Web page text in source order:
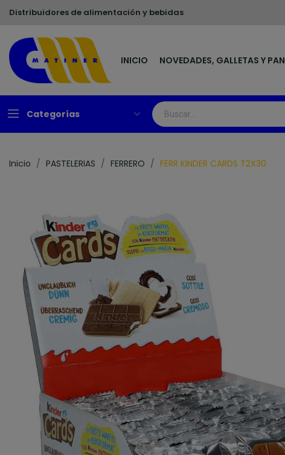
Distribuidores de alimentación y bebidas
INICIO NOVEDADES, GALLETAS Y PAN
Categorías
Inicio PASTELERIAS FERRERO FERR KINDER CARDS T2X30